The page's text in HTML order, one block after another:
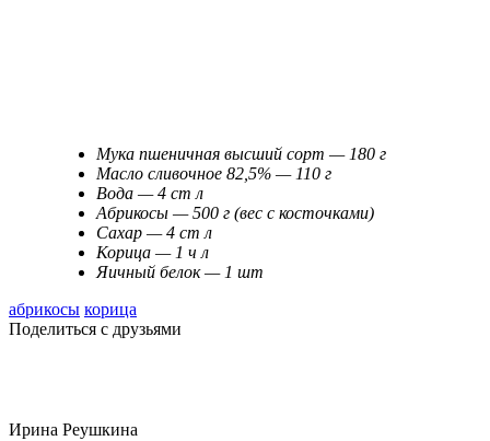
Мука пшеничная высший сорт — 180 г
Масло сливочное 82,5% — 110 г
Вода — 4 ст л
Абрикосы — 500 г (вес с косточками)
Сахар — 4 ст л
Корица — 1 ч л
Яичный белок — 1 шт
абрикосы корица
Поделиться с друзьями
Ирина Реушкина